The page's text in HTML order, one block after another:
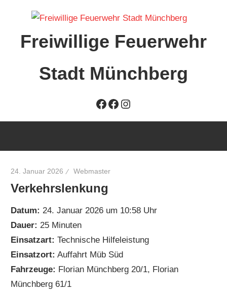
springenFreiwillige Feuerwehr
Stadt Münchberg
Stadt
Facebook
Facebook
Instagram
24. Januar 2026 Webmaster
Verkehrslenkung
Datum: 24. Januar 2026 um 10:58 Uhr
Dauer: 25 Minuten
Einsatzart: Technische Hilfeleistung
Einsatzort: Auffahrt Müb Süd
Fahrzeuge: Florian Münchberg 20/1, Florian
Münchberg 61/1